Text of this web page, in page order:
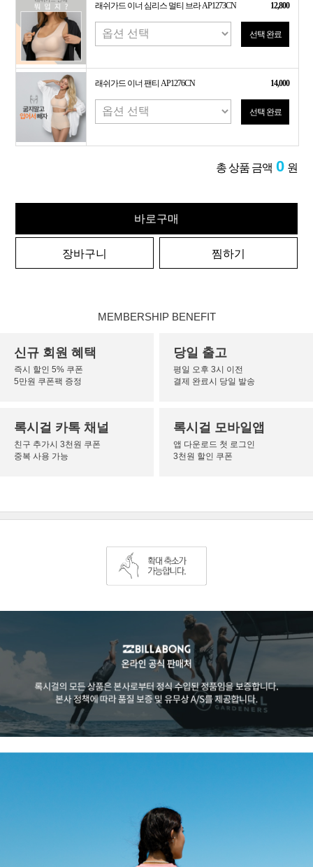
래쉬가드 이너 심리스 멀티 브라 AP1273CN 12,800
선택 완료
래쉬가드 이너 팬티 AP1276CN 14,000
선택 완료
총 상품 금액 0 원
바로구매
장바구니 찜하기
MEMBERSHIP BENEFIT
신규 회원 혜택
즉시 할인 5% 쿠폰
5만원 쿠폰팩 증정
당일 출고
평일 오후 3시 이전
결제 완료시 당일 발송
록시걸 카톡 채널
친구 추가시 3천원 쿠폰
중복 사용 가능
록시걸 모바일앱
앱 다운로드 첫 로그인
3천원 할인 쿠폰